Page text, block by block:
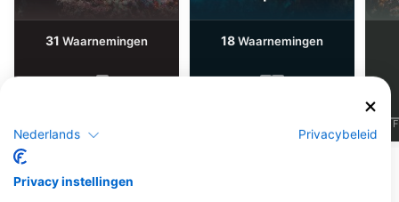
31 Waarnemingen 18Waarnemingen
F
Nederlands Privacybeleid
Privacy instellingen